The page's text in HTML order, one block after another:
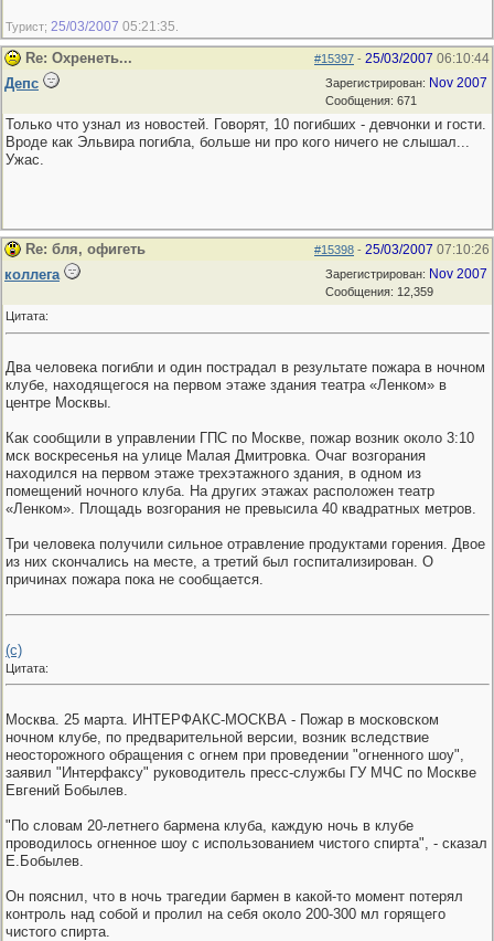
Турист; 25/03/2007 05:21:35
#15397 - 25/03/2007 06:10:44
Re: Охренеть...
Зарегистрирован: Nov 2007
Сообщения: 671
Депс
Только что узнал из новостей. Говорят, 10 погибших - девчонки и гости.
Вроде как Эльвира погибла, больше ни про кого ничего не слышал...
Ужас.
#15398 - 25/03/2007 07:10:26
Re: бля, офигеть
Зарегистрирован: Nov 2007
Сообщения: 12,359
коллега
Цитата:
Два человека погибли и один пострадал в результате пожара в ночном
клубе, находящегося на первом этаже здания театра «Ленком» в
центре Москвы.
Как сообщили в управлении ГПС по Москве, пожар возник около 3:10
мск воскресенья на улице Малая Дмитровка. Очаг возгорания
находился на первом этаже трехэтажного здания, в одном из
помещений ночного клуба. На других этажах расположен театр
«Ленком». Площадь возгорания не превысила 40 квадратных метров.
Три человека получили сильное отравление продуктами горения. Двое
из них скончались на месте, а третий был госпитализирован. О
причинах пожара пока не сообщается.
(с)
Цитата:
Москва. 25 марта. ИНТЕРФАКС-МОСКВА - Пожар в московском
ночном клубе, по предварительной версии, возник вследствие
неосторожного обращения с огнем при проведении "огненного шоу",
заявил "Интерфаксу" руководитель пресс-службы ГУ МЧС по Москве
Евгений Бобылев.
"По словам 20-летнего бармена клуба, каждую ночь в клубе
проводилось огненное шоу с использованием чистого спирта", - сказал
Е.Бобылев.
Он пояснил, что в ночь трагедии бармен в какой-то момент потерял
контроль над собой и пролил на себя около 200-300 мл горящего
чистого спирта.